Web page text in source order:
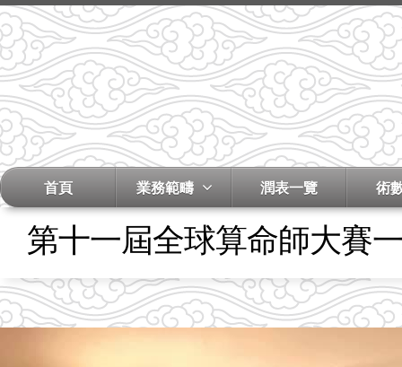
首頁 業務範疇 潤表一覽 術
第十一屆全球算命師大賽